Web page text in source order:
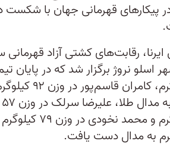
پیکارهای قهرمانی جهان با
اسلو نروژ برگزار شد که در پایان
۶۵ کیلوگرم و